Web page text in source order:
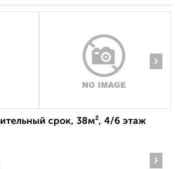
›
срок, 38м², 4/6 этаж
›